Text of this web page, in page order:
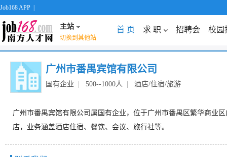
Job168 APP
主站
切换到其他站
首 页 求 职 招聘会 校园
广州市番禺宾馆有限公司
国有企业 500--1000人 酒店/住宿/旅游
广州市番禺宾馆有限公司属国有企业，位于广州市番禺区繁华商业
店，业务涵盖酒店住宿、餐饮、会议、旅行社等。